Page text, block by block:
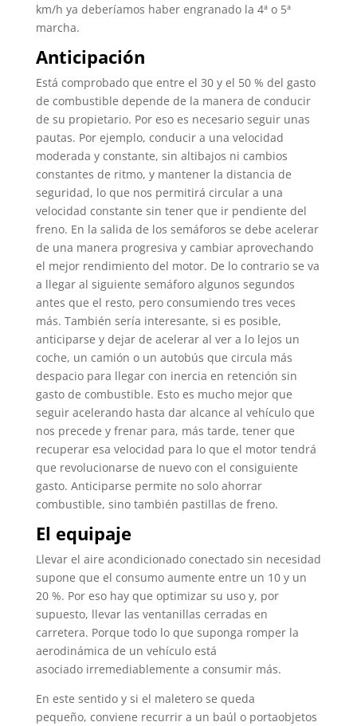
km/h ya deberíamos haber engranado la 4ª o 5ª
marcha.
Anticipación
Está comprobado que entre el 30 y el 50 % del gasto
de combustible depende de la manera de conducir
de su propietario. Por eso es necesario seguir unas
pautas. Por ejemplo, conducir a una velocidad
moderada y constante, sin altibajos ni cambios
constantes de ritmo, y mantener la distancia de
seguridad, lo que nos permitirá circular a una
velocidad constante sin tener que ir pendiente del
freno. En la salida de los semáforos se debe acelerar
de una manera progresiva y cambiar aprovechando
el mejor rendimiento del motor. De lo contrario se va
a llegar al siguiente semáforo algunos segundos
antes que el resto, pero consumiendo tres veces
más. También sería interesante, si es posible,
anticiparse y dejar de acelerar al ver a lo lejos un
coche, un camión o un autobús que circula más
despacio para llegar con inercia en retención sin
gasto de combustible. Esto es mucho mejor que
seguir acelerando hasta dar alcance al vehículo que
nos precede y frenar para, más tarde, tener que
recuperar esa velocidad para lo que el motor tendrá
que revolucionarse de nuevo con el consiguiente
gasto. Anticiparse permite no solo ahorrar
combustible, sino también pastillas de freno.
El equipaje
Llevar el aire acondicionado conectado sin necesidad
supone que el consumo aumente entre un 10 y un
20 %. Por eso hay que optimizar su uso y, por
supuesto, llevar las ventanillas cerradas en
carretera. Porque todo lo que suponga romper la
aerodinámica de un vehículo está
asociado irremediablemente a consumir más.
En este sentido y si el maletero se queda
pequeño, conviene recurrir a un baúl o portaobjetos